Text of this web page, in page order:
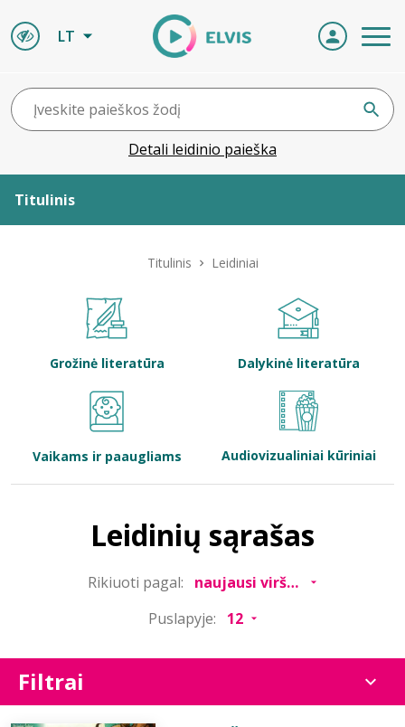
LT
Detali leidinio paieška
Titulinis
Bibliotekoms
Titulinis Leidiniai
Grožinė literatūra Dalykinė literatūra
Vaikams ir paaugliams Audiovizualiniai kūriniai
Leidinių sąrašas
Rikiuoti pagal:
Puslapyje:
Filtrai